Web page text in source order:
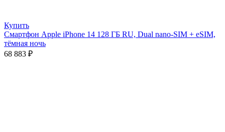
Купить
Смартфон Apple iPhone 14 128 ГБ RU, Dual nano-SIM + eSIM,
тёмная ночь
68 883 ₽